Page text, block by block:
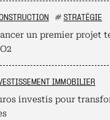
# STRATÉGIE
un premier projet
IMMOBILIER
investis pour